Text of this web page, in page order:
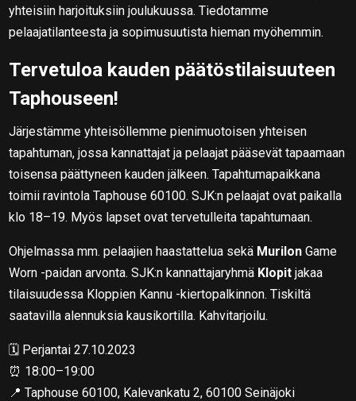
yhteisiin harjoituksiin joulukuussa. Tiedotamme
pelaajatilanteesta ja sopimusuutista hieman myöhemmin.
Tervetuloa kauden päätöstilaisuuteen
Taphouseen!
Järjestämme yhteisöllemme pienimuotoisen yhteisen
tapahtuman, jossa kannattajat ja pelaajat pääsevät tapaamaan
toisensa päättyneen kauden jälkeen. Tapahtumapaikkana
toimii ravintola Taphouse 60100. SJK:n pelaajat ovat paikalla
klo 18–19. Myös lapset ovat tervetulleita tapahtumaan.
Ohjelmassa mm. pelaajien haastattelua sekä Murilon Game
Worn -paidan arvonta. SJK:n kannattajaryhmä Klopit jakaa
tilaisuudessa Kloppien Kannu -kiertopalkinnon. Tiskiltä
saatavilla alennuksia kausikortilla. Kahvitarjoilu.
🗓 Perjantai 27.10.2023
⏰ 18:00–19:00
📍 Taphouse 60100, Kalevankatu 2, 60100 Seinäjoki